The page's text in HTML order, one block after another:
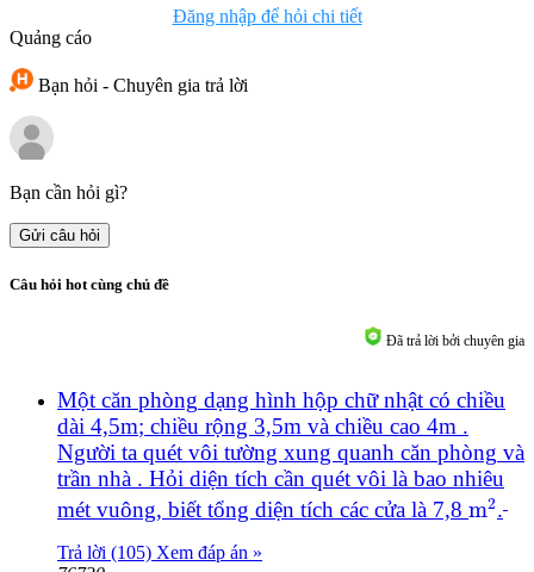
Đăng nhập để hỏi chi tiết
Quảng cáo
Bạn hỏi - Chuyên gia trả lời
Bạn cần hỏi gì?
Gửi câu hỏi
Câu hỏi hot cùng chủ đề
Đã trả lời bởi chuyên gia
Một căn phòng dạng hình hộp chữ nhật có chiều
dài 4,5m; chiều rộng 3,5m và chiều cao 4m .
Người ta quét vôi tường xung quanh căn phòng và
trần nhà . Hỏi diện tích cần quét vôi là bao nhiêu
mét vuông, biết tổng diện tích các cửa là 7,8 m2
2.
Trả lời (105) Xem đáp án »